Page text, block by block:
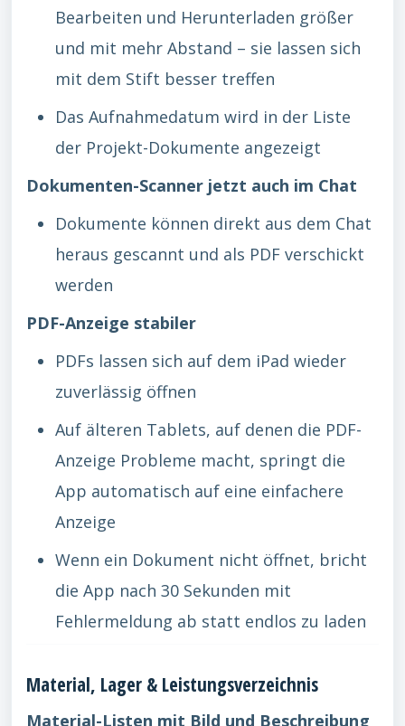
Bearbeiten und Herunterladen größer
und mit mehr Abstand – sie lassen sich
mit dem Stift besser treffen
Das Aufnahmedatum wird in der Liste
der Projekt-Dokumente angezeigt
Dokumenten-Scanner jetzt auch im Chat
Dokumente können direkt aus dem Chat
heraus gescannt und als PDF verschickt
werden
PDF-Anzeige stabiler
PDFs lassen sich auf dem iPad wieder
zuverlässig öffnen
Auf älteren Tablets, auf denen die PDF-
Anzeige Probleme macht, springt die
App automatisch auf eine einfachere
Anzeige
Wenn ein Dokument nicht öffnet, bricht
die App nach 30 Sekunden mit
Fehlermeldung ab statt endlos zu laden
Material, Lager & Leistungsverzeichnis
Material-Listen mit Bild und Beschreibung